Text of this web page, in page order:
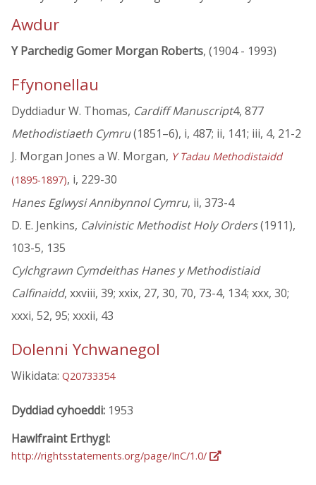
Awdur
Y Parchedig Gomer Morgan Roberts, (1904 - 1993)
Ffynonellau
Dyddiadur W. Thomas, Cardiff Manuscript4, 877
Methodistiaeth Cymru(1851–6), i, 487; ii, 141; iii, 4, 21-2
J. Morgan Jones a W. Morgan, Y Tadau Methodistaidd
(1895-1897), i, 229-30
Hanes Eglwysi Annibynnol Cymru, ii, 373-4
D. E. Jenkins, Calvinistic Methodist Holy Orders(1911),
103-5, 135
Cylchgrawn Cymdeithas Hanes y Methodistiaid
Calfinaidd, xxviii, 39; xxix, 27, 30, 70, 73-4, 134; xxx, 30;
xxxi, 52, 95; xxxii, 43
Dolenni Ychwanegol
Wikidata: Q20733354
Dyddiad cyhoeddi: 1953
Hawlfraint Erthygl:
http://rightsstatements.org/page/InC/1.0/